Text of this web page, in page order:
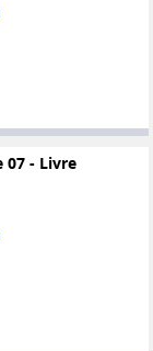
07 - Livre